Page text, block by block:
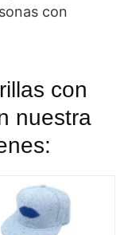
con
con
nuestra